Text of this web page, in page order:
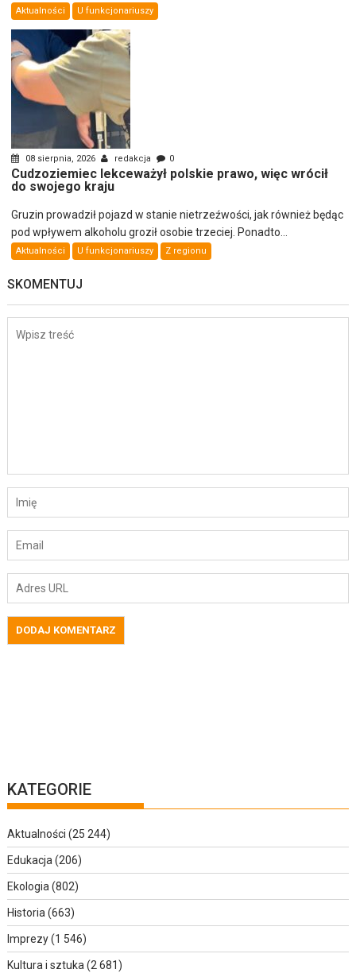
Aktualności U funkcjonariuszy
08 sierpnia, 2026 redakcja 0
Cudzoziemiec lekceważył polskie prawo, więc wrócił
do swojego kraju
Gruzin prowadził pojazd w stanie nietrzeźwości, jak również będąc
pod wpływem alkoholu groził osobie trzeciej. Ponadto...
Aktualności U funkcjonariuszy Z regionu
SKOMENTUJ
KATEGORIE
Aktualności (25 244)
Edukacja (206)
Ekologia (802)
Historia (663)
Imprezy(1 546)
Kultura i sztuka (2 681)